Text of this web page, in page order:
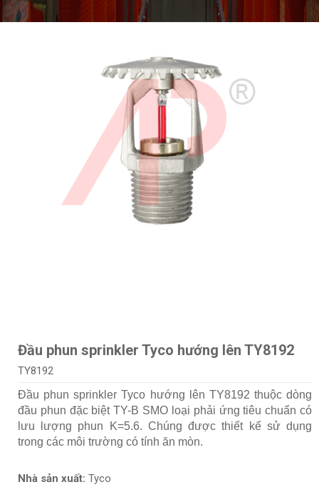
Đầu phun sprinkler Tyco hướng lên TY8192
TY8192
Đầu phun sprinkler Tyco hướng lên TY8192 thuộc dòng
đầu phun đặc biệt TY-B SMO loại phải ứng tiêu chuẩn có
lưu lượng phun K=5.6. Chúng được thiết kế sử dụng
trong các môi trường có tính ăn mòn.
Nhà sản xuất: Tyco